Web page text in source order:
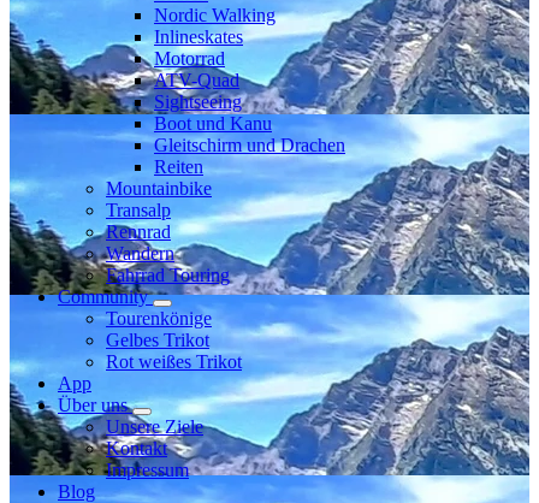
Nordic Walking
Inlineskates
Motorrad
ATV-Quad
Sightseeing
Boot und Kanu
Gleitschirm und Drachen
Reiten
Mountainbike
Transalp
Rennrad
Wandern
Fahrrad Touring
Community
Tourenkönige
Gelbes Trikot
Rot weißes Trikot
App
Über uns
Unsere Ziele
Kontakt
Impressum
Blog